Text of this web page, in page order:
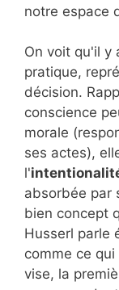
notre espace
On voit qu'il y
pratique,
décision.
conscience
morale
ses actes),
l'
absorbée par
bien concept
Husserl parle
comme ce
vise, la